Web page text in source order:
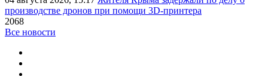
производстве дронов при помощи 3D‑принтера
2068
Все новости